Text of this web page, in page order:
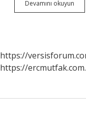
Devamını okuyun
Göre
https://
https://